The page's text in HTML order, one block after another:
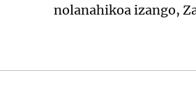
nolanahikoa izango,